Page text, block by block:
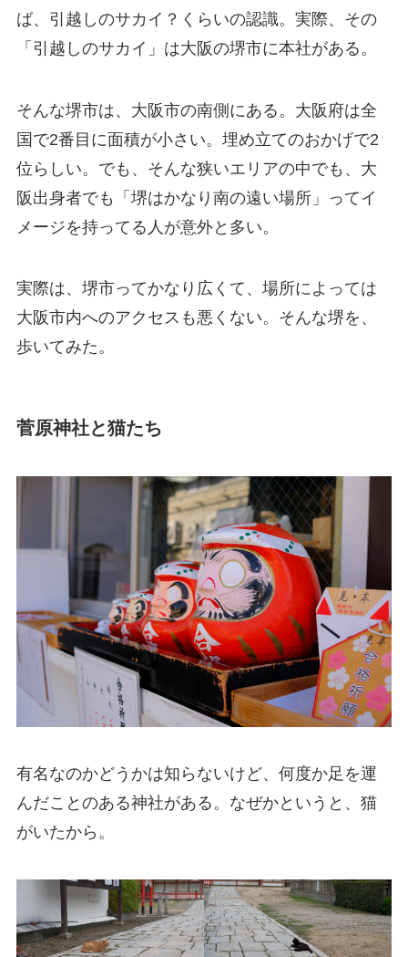
ば、引越しのサカイ？くらいの認識。実際、その
「引越しのサカイ」は大阪の堺市に本社がある。
そんな堺市は、大阪市の南側にある。大阪府は全
国で2番目に面積が小さい。埋め立てのおかげで2
位らしい。でも、そんな狭いエリアの中でも、大
阪出身者でも「堺はかなり南の遠い場所」ってイ
メージを持ってる人が意外と多い。
実際は、堺市ってかなり広くて、場所によっては
大阪市内へのアクセスも悪くない。そんな堺を、
歩いてみた。
菅原神社と猫たち
有名なのかどうかは知らないけど、何度か足を運
んだことのある神社がある。なぜかというと、猫
がいたから。